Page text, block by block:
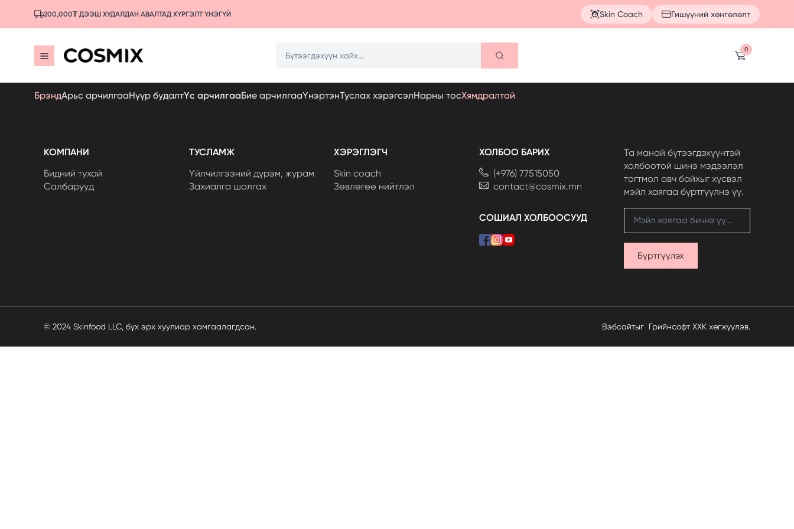
200,000₮ ДЭЭШ ХУДАЛДАН АВАЛТАД ХҮРГЭЛТ ҮНЭГҮЙ Skin Coach Гишүүний хөнгөлөлт
0
БрэндАрьс арчилгааНүүр будалтҮс арчилгааБие арчилгааҮнэртэнТуслах хэрэгсэлНарны тосХямдралтай
КОМПАНИ
Бидний тухай
Салбарууд
ТУСЛАМЖ
Үйлчилгээний дүрэм, журам
Захиалга шалгах
ХЭРЭГЛЭГЧ
Skin coach
Зөвлөгөө нийтлэл
ХОЛБОО БАРИХ
(+976) 77515050
contact@cosmix.mn
СОШИАЛ ХОЛБООСУУД
Та манай бүтээгдэхүүнтэй
холбоотой шинэ мэдээлэл
тогтмол авч байхыг хүсвэл
мэйл хаягаа бүртгүүлнэ үү.
Бүртгүүлэх
© 2024 Skinfood LLC, бүх эрх хуулиар хамгаалагдсан. Вэбсайтыг Грийнсофт ХХК хөгжүүлэв.